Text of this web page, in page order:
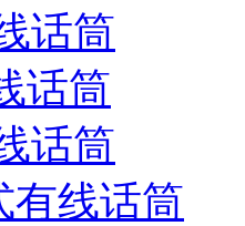
话筒
话筒
话筒
有线话筒